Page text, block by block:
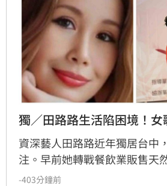
獨／田路路生活陷困境！
資深藝人田路路近年獨居台中
注。早前她轉戰餐飲業販售天
事業漸入佳境，卻因身體狀況
-403分鐘前